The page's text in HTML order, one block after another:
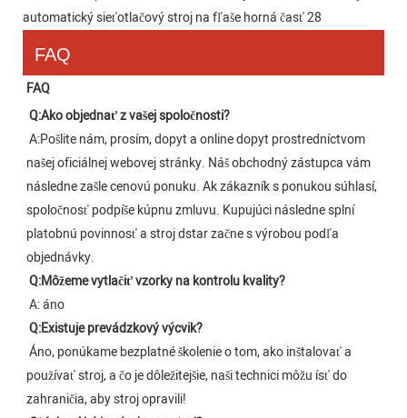
FAQ
FAQ
Q:Ako objednať z vašej spoločnosti?
A:Pošlite nám, prosím, dopyt a online dopyt prostredníctvom
našej oficiálnej webovej stránky. Náš obchodný zástupca vám
následne zašle cenovú ponuku. Ak zákazník s ponukou súhlasí,
spoločnosť podpíše kúpnu zmluvu. Kupujúci následne splní
platobnú povinnosť a stroj dstar začne s výrobou podľa
objednávky.
Q:Môžeme vytlačiť vzorky na kontrolu kvality?
A: áno
Q:Existuje prevádzkový výcvik?
Áno, ponúkame bezplatné školenie o tom, ako inštalovať a
používať stroj, a čo je dôležitejšie, naši technici môžu ísť do
zahraničia, aby stroj opravili!